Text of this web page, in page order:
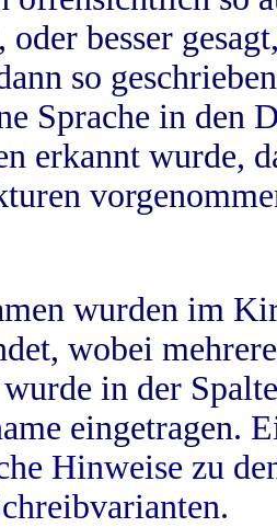
oder besser
so
Sprache in
erkannt wurde,
wurden im
wobei
in der
eingetragen.
Hinweise zu